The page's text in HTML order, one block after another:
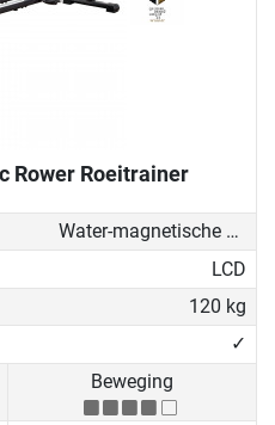
Rower Roeitrainer
Water-magnetische weerstand
LCD
120 kg
✓
Beweging